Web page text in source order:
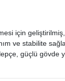
için
ve stabilite
güçlü gövde